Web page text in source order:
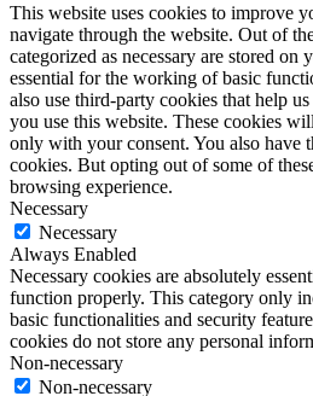
This website uses cookies to improve
navigate through the website. Out of
categorized as necessary are stored on
essential for the working of basic
also use third-party cookies that help
you use this website. These cookies
only with your consent. You also have
cookies. But opting out of some of
browsing experience.
Necessary
Necessary
Always Enabled
Necessary cookies are absolutely
function properly. This category only
basic functionalities and security
cookies do not store any personal
Non-necessary
Non-necessary